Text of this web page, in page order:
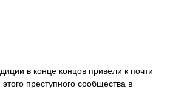
в конце концов привели к почти
преступного сообщества в